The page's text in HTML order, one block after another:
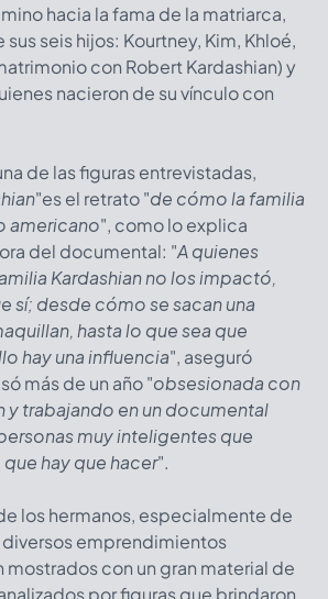
hacia la fama de la matriarca,
sus seis hijos: Kourtney, Kim, Khloé,
con Robert Kardashian) y
nacieron de su vínculo con
de las figuras entrevistadas,
"es el retrato "de cómo la familia
americano", como lo explica
del documental: "A quienes
Kardashian no los impactó,
sí; desde cómo se sacan una
hasta lo que sea que
hay una influencia", aseguró
más de un año "obsesionada con
y trabajando en un documental
muy inteligentes que
hay que hacer".
los hermanos, especialmente de
diversos emprendimientos
mostrados con un gran material de
por figuras que brindaron